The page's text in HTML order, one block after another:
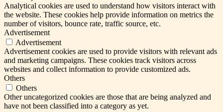
Analytical cookies are used to understand how visitors interact with
the website. These cookies help provide information on metrics the
number of visitors, bounce rate, traffic source, etc.
Advertisement
Advertisement
Advertisement cookies are used to provide visitors with relevant ads
and marketing campaigns. These cookies track visitors across
websites and collect information to provide customized ads.
Others
Others
Other uncategorized cookies are those that are being analyzed and
have not been classified into a category as yet.